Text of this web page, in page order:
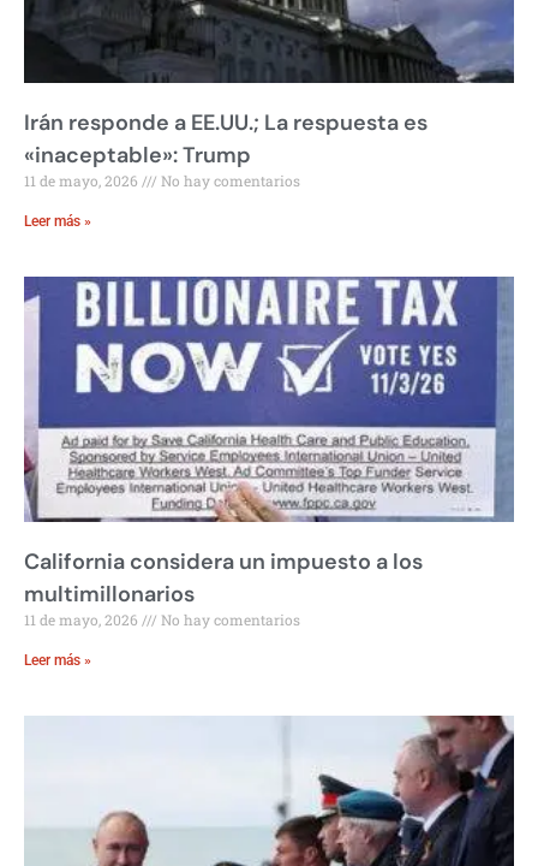
Irán responde a EE.UU.; La respuesta es
«inaceptable»: Trump
11 de mayo, 2026 No hay comentarios
Leer más »
California considera un impuesto a los
multimillonarios
11 de mayo, 2026 No hay comentarios
Leer más »